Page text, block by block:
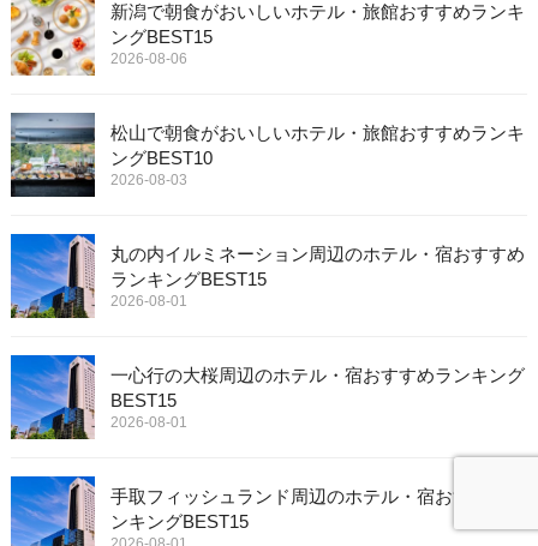
新潟で朝食がおいしいホテル・旅館おすすめランキ
ングBEST15
2026-08-06
松山で朝食がおいしいホテル・旅館おすすめランキ
ングBEST10
2026-08-03
丸の内イルミネーション周辺のホテル・宿おすすめ
ランキングBEST15
2026-08-01
一心行の大桜周辺のホテル・宿おすすめランキング
BEST15
2026-08-01
手取フィッシュランド周辺のホテル・宿おすすめラ
ンキングBEST15